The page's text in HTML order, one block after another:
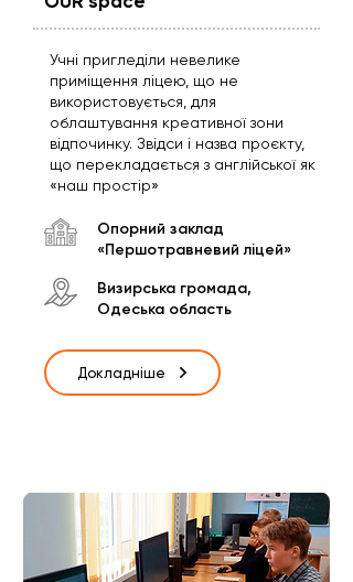
Учні пригледіли невелике
приміщення ліцею, що не
використовується, для
облаштування креативної зони
відпочинку. Звідси і назва проєкту,
що перекладається з англійської як
«наш простір»
Опорний заклад
«Першотравневий ліцей»
Визирська громада,
Одеська область
Докладніше